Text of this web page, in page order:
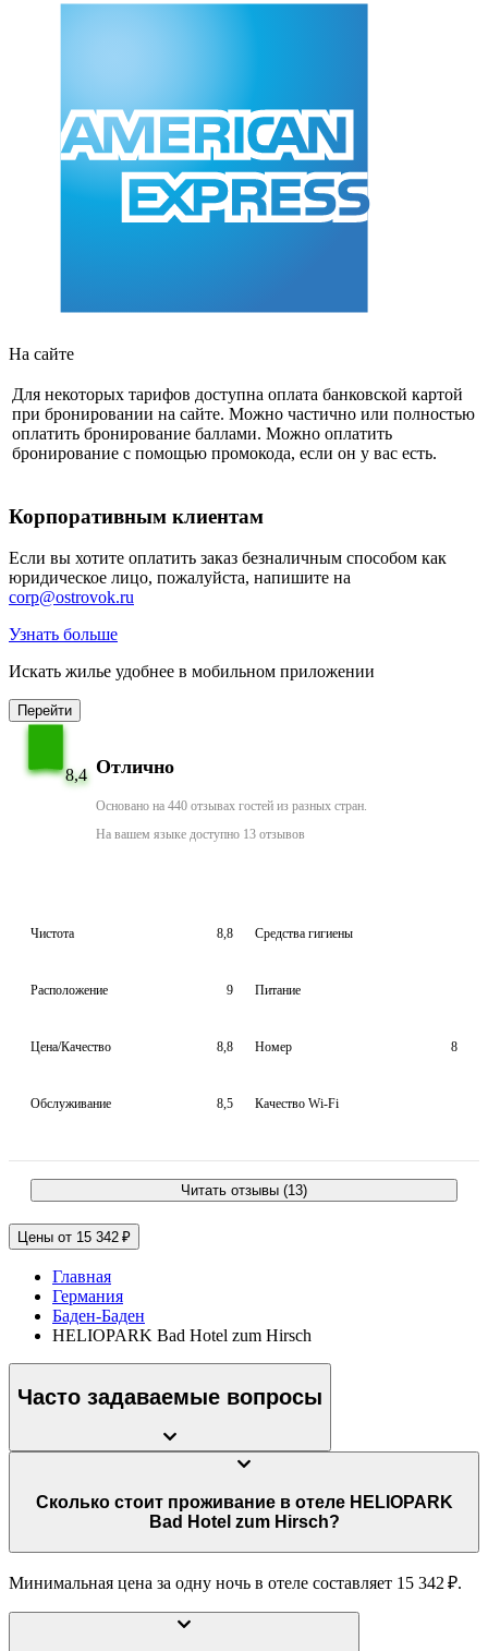
На сайте
Для некоторых тарифов доступна оплата банковской картой
при бронировании на сайте. Можно частично или полностью
оплатить бронирование баллами. Можно оплатить
бронирование с помощью промокода, если он у вас есть.
Корпоративным клиентам
Если вы хотите оплатить заказ безналичным способом как
юридическое лицо, пожалуйста, напишите на
corp@ostrovok.ru
Узнать больше
Искать жилье удобнее в мобильном приложении
Перейти
8,4 Отлично
Основано на 440 отзывах гостей из разных стран.
На вашем языке доступно 13 отзывов
Чистота 8,8 Средства гигиены
Расположение 9 Питание
Цена/Качество 8,8 Номер 8
Обслуживание 8,5 Качество Wi-Fi
Читать отзывы (13)
Цены от 15 342 ₽
Главная
Германия
Баден-Баден
HELIOPARK Bad Hotel zum Hirsch
Часто задаваемые вопросы
Сколько стоит проживание в отеле HELIOPARK
Bad Hotel zum Hirsch?
Минимальная цена за одну ночь в отеле составляет 15 342 ₽.